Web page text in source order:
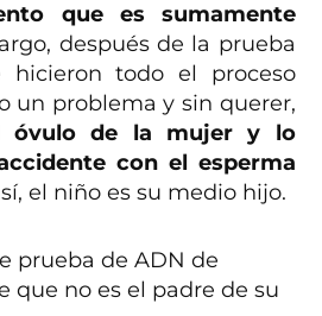
que es sumamente
después de la prueba
hicieron todo el proceso
un problema y sin querer,
óvulo de la mujer y lo
con el esperma
sí, el niño es su medio hijo.